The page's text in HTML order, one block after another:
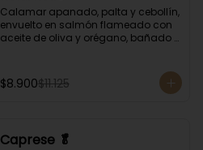
Calamar apanado, palta y cebollín,
envuelto en salmón flameado con
aceite de oliva y orégano, bañado
$8.900$11.125
Caprese 🥬